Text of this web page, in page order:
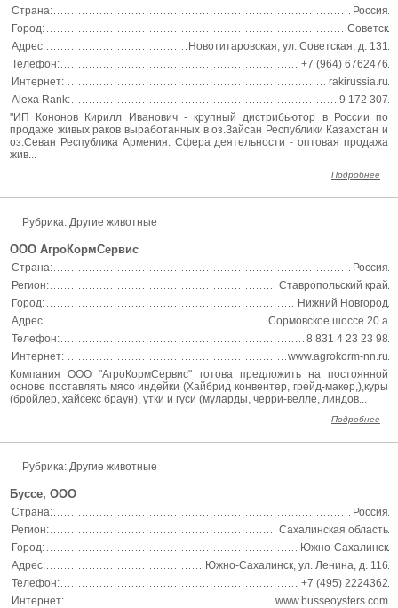
Страна:
Россия
Город:
Советск
Адрес:
Новотитаровская, ул. Советская, д. 131
Телефон:
+7 (964) 6762476
Интернет:
rakirussia.ru
Alexa Rank:
9 172 307
"ИП Кононов Кирилл Иванович - крупный дистрибьютор в России по
продаже живых раков выработанных в оз.Зайсан Республики Казахстан и
оз.Севан Республика Армения. Сфера деятельности - оптовая продажа
жив...
Подробнее
Рубрика: Другие животные
ООО АгроКормСервис
Страна:
Россия
Регион:
Ставропольский край
Город:
Нижний Новгород
Адрес:
Сормовское шоссе 20 а
Телефон:
8 831 4 23 23 98
Интернет:
www.agrokorm-nn.ru
Компания ООО "АгроКормСервис" готова предложить на постоянной
основе поставлять мясо индейки (Хайбрид конвентер, грейд-макер,),куры
(бройлер, хайсекс браун), утки и гуси (муларды, черри-велле, линдов...
Подробнее
Рубрика: Другие животные
Буссе, ООО
Страна:
Россия
Регион:
Сахалинская область
Город:
Южно-Сахалинск
Адрес:
Южно-Сахалинск, ул. Ленина, д. 116
Телефон:
+7 (495) 2224362
Интернет:
www.busseoysters.com